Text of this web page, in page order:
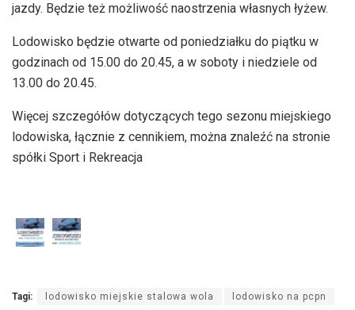
jazdy. Będzie też możliwość naostrzenia własnych łyżew.
Lodowisko będzie otwarte od poniedziałku do piątku w
godzinach od 15.00 do 20.45, a w soboty i niedziele od
13.00 do 20.45.
Więcej szczegółów dotyczących tego sezonu miejskiego
lodowiska, łącznie z cennikiem, można znaleźć na stronie
spółki Sport i Rekreacja
Tagi: lodowisko miejskie stalowa wola lodowisko na pcpn